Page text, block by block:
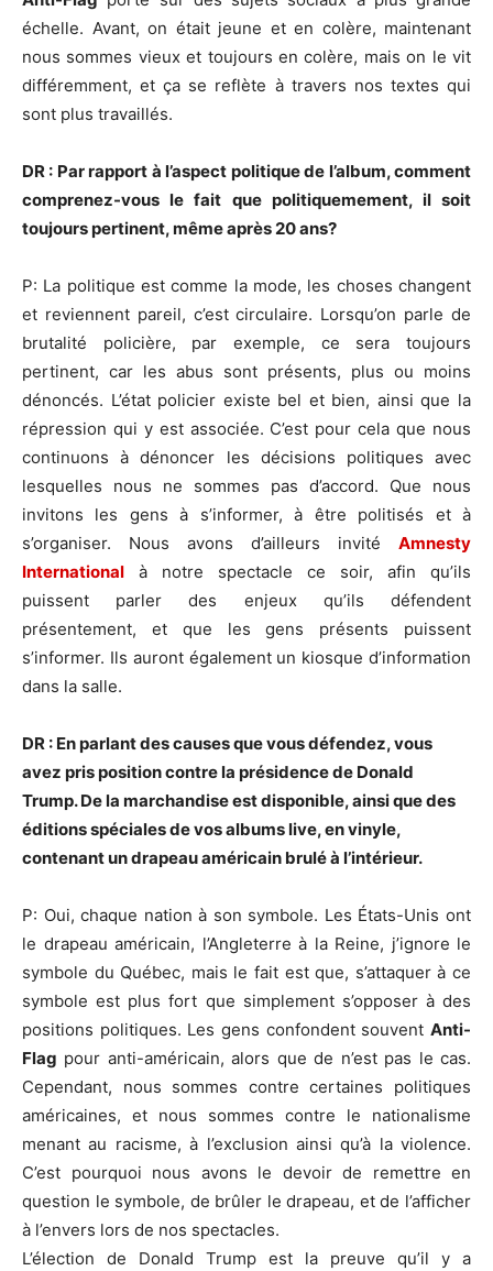
échelle. Avant, on était jeune et en colère, maintenant
nous sommes vieux et toujours en colère, mais on le vit
différemment, et ça se reflète à travers nos textes qui
sont plus travaillés.
DR : Par rapport à l’aspect politique de l’album, comment
comprenez-vous le fait que politiquemement, il soit
toujours pertinent, même après 20 ans?
P: La politique est comme la mode, les choses changent
et reviennent pareil, c’est circulaire. Lorsqu’on parle de
brutalité policière, par exemple, ce sera toujours
pertinent, car les abus sont présents, plus ou moins
dénoncés. L’état policier existe bel et bien, ainsi que la
répression qui y est associée. C’est pour cela que nous
continuons à dénoncer les décisions politiques avec
lesquelles nous ne sommes pas d’accord. Que nous
invitons les gens à s’informer, à être politisés et à
s’organiser. Nous avons d’ailleurs invité Amnesty
International
à notre spectacle ce soir, afin qu’ils
puissent parler des enjeux qu’ils défendent
présentement, et que les gens présents puissent
s’informer. Ils auront également un kiosque d’information
dans la salle.
DR : En parlant des causes que vous défendez, vous
avez pris position contre la présidence de Donald
Trump. De la marchandise est disponible, ainsi que des
éditions spéciales de vos albums live, en vinyle,
contenant un drapeau américain brulé à l’intérieur.
P: Oui, chaque nation à son symbole. Les États-Unis ont
le drapeau américain, l’Angleterre à la Reine, j’ignore le
symbole du Québec, mais le fait est que, s’attaquer à ce
symbole est plus fort que simplement s’opposer à des
positions politiques. Les gens confondent souvent Anti-
Flag pour anti-américain, alors que de n’est pas le cas.
Cependant, nous sommes contre certaines politiques
américaines, et nous sommes contre le nationalisme
menant au racisme, à l’exclusion ainsi qu’à la violence.
C’est pourquoi nous avons le devoir de remettre en
question le symbole, de brûler le drapeau, et de l’afficher
à l’envers lors de nos spectacles.
L’élection de Donald Trump est la preuve qu’il y a